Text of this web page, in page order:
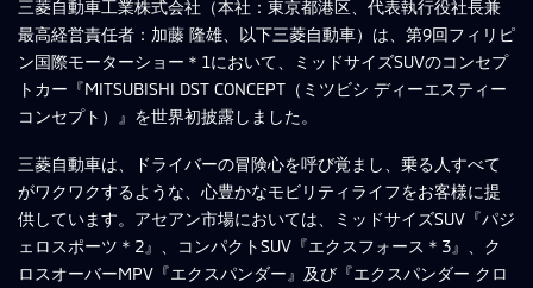
三菱自動車工業株式会社（本社：東京都港区、代表執行役社長兼
最高経営責任者：加藤 隆雄、以下三菱自動車）は、第9回フィリピ
ン国際モーターショー＊1において、ミッドサイズSUVのコンセプ
トカー『MITSUBISHI DST CONCEPT（ミツビシ ディーエスティー
コンセプト）』を世界初披露しました。
三菱自動車は、ドライバーの冒険心を呼び覚まし、乗る人すべて
がワクワクするような、心豊かなモビリティライフをお客様に提
供しています。アセアン市場においては、ミッドサイズSUV『パジ
ェロスポーツ＊2』、コンパクトSUV『エクスフォース＊3』、ク
ロスオーバーMPV『エクスパンダー』及び『エクスパンダー クロ